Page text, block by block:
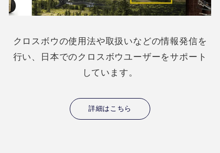
クロスボウの使用法や取扱いなどの情報発信を
行い、日本でのクロスボウユーザーをサポート
しています。
詳細はこちら